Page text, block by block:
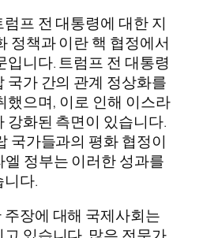
프 전 대통령에 대한 지
정책과 이란 핵 협정에서
입니다. 트럼프 전 대통령
국가 간의 관계 정상화를
했으며, 이로 인해 이스라
강화된 측면이 있습니다.
국가들과의 평화 협정이
정부는 이러한 성과를
다.
장에 대해 국제사회는